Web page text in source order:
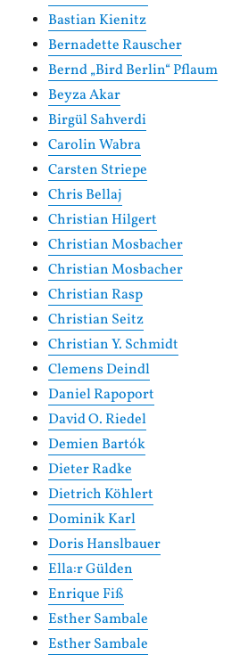
Bastian Kienitz
Bernadette Rauscher
Bernd „Bird Berlin“ Pflaum
Beyza Akar
Birgül Sahverdi
Carolin Wabra
Carsten Striepe
Chris Bellaj
Christian Hilgert
Christian Mosbacher
Christian Mosbacher
Christian Rasp
Christian Seitz
Christian Y. Schmidt
Clemens Deindl
Daniel Rapoport
David O. Riedel
Demien Bartók
Dieter Radke
Dietrich Köhlert
Dominik Karl
Doris Hanslbauer
Ella:r Gülden
Enrique Fiß
Esther Sambale
Esther Sambale